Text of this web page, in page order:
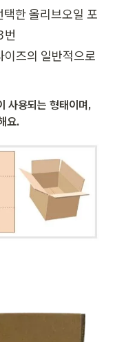
한 올리브오일 포
번
즈의 일반적으로
사용되는 형태이며,
요.